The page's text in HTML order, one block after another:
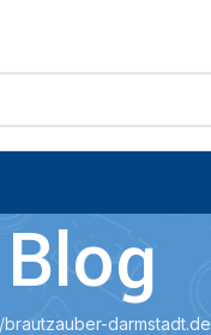
Blog
brautzauber-darmstadt.de